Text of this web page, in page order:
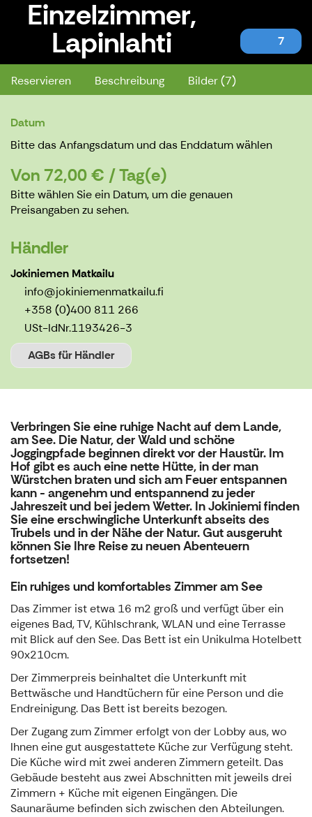
Einzelzimmer,
Lapinlahti 7 Jokiniemen Matkailu Einzelzimmer, Lapinlahti
Reservieren Beschreibung Bilder (7)
Datum
Bitte das Anfangsdatum und das Enddatum wählen
Von 72,00 € / Tag(e)
Bitte wählen Sie ein Datum, um die genauen
Preisangaben zu sehen.
Händler
Jokiniemen Matkailu
info@jokiniemenmatkailu.fi
+358 (0)400 811 266
USt-IdNr.1193426-3
AGBs für Händler
Verbringen Sie eine ruhige Nacht auf dem Lande,
am See. Die Natur, der Wald und schöne
Joggingpfade beginnen direkt vor der Haustür. Im
Hof gibt es auch eine nette Hütte, in der man
Würstchen braten und sich am Feuer entspannen
kann - angenehm und entspannend zu jeder
Jahreszeit und bei jedem Wetter. In Jokiniemi finden
Sie eine erschwingliche Unterkunft abseits des
Trubels und in der Nähe der Natur. Gut ausgeruht
können Sie Ihre Reise zu neuen Abenteuern
fortsetzen!
Ein ruhiges und komfortables Zimmer am See
Das Zimmer ist etwa 16 m2 groß und verfügt über ein
eigenes Bad, TV, Kühlschrank, WLAN und eine Terrasse
mit Blick auf den See. Das Bett ist ein Unikulma Hotelbett
90x210cm.
Der Zimmerpreis beinhaltet die Unterkunft mit
Bettwäsche und Handtüchern für eine Person und die
Endreinigung. Das Bett ist bereits bezogen.
Der Zugang zum Zimmer erfolgt von der Lobby aus, wo
Ihnen eine gut ausgestattete Küche zur Verfügung steht.
Die Küche wird mit zwei anderen Zimmern geteilt. Das
Gebäude besteht aus zwei Abschnitten mit jeweils drei
Zimmern + Küche mit eigenen Eingängen. Die
Saunaräume befinden sich zwischen den Abteilungen.